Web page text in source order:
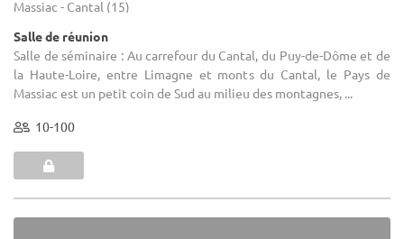
Massiac - Cantal (15)
Salle de réunion
Salle de séminaire : Au carrefour du Cantal, du Puy-de-Dôme et de
la Haute-Loire, entre Limagne et monts du Cantal, le Pays de
Massiac est un petit coin de Sud au milieu des montagnes, ...
10-100